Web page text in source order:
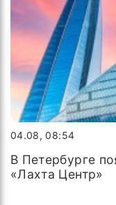
04.08, 08:54
В Петербурге
«Лахта Центр»